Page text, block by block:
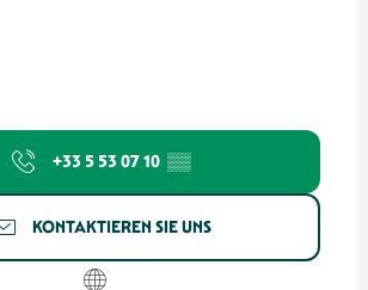
+33 5 53 07 10 ▒▒
KONTAKTIEREN SIE UNS